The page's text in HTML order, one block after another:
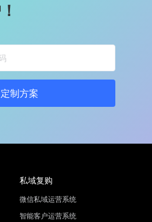
定制方案
私域复购
微信私域运营系统
智能客户运营系统